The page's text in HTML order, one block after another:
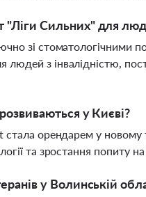
Сильних" для
зі стоматологічними
з інвалідністю,
у Києві?
орендарем у
та зростання попиту на
у Волинській